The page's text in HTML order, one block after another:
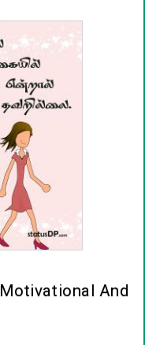
Motivational And